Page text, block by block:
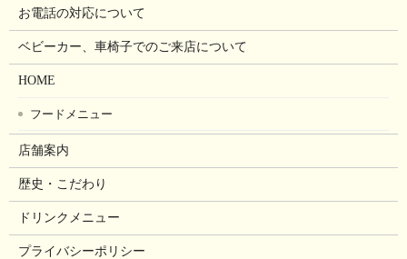
お電話の対応について
ベビーカー、車椅子でのご来店について
HOME
フードメニュー
店舗案内
歴史・こだわり
ドリンクメニュー
プライバシーポリシー